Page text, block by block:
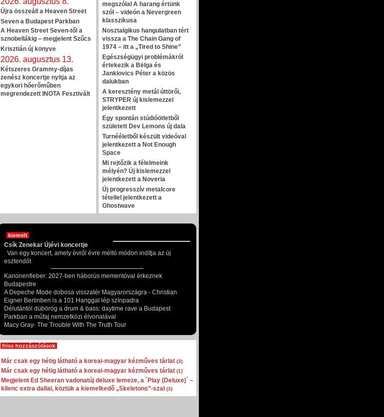
Újra összeáll a Heaven Street
Seven a Budapest Parkban
A Heaven Street Seven-től a
sznobellákig – megjelent Szűcs
Krisztián új könyve
2026. augusztus 13.
Kétszeres Grammy-díjas
zenész koncertje nyitja az
egykori hőerőműben
megrendezett INOTA Fesztivált
megszólal A harang értünk
szól – videón a Nevergreen
klasszikusa
Nosztalgikus hangulatban tért
vissza a The Chain Gang of
1974 – itt a „Tired to Shine”
Egészségügyi problémákról
értekezik a Bëlga és
Janklovics Péter a közös
dalukban
A keresztény metál úttörői,
STRYPER új kislemezzel
jelentkezett
Egy spontán stúdióötletből
született Dev Lemons új dala
Turnééletből készült videóval
jelentkezett a Not Enough
Space
Mi rejtőzik a félelmeink
mélyén? Új kislemezzel
jelentkezett a Noveria
Új progresszív metalcore
tétellel jelentkezett a
Ghostwave
kiemelt
Csík Zenekar Újévi koncertje
Van egy koncert, amely évről évre méltó módon indítja az új
esztendőt
Kanonenfieber: 2027-ben háborús mementóval érkeznek
Budapestre
A Depeche Mode dobosa visszatér Magyarországra - Christian
Eigner Berlinben is a 101 Hanggal lép színpadra
Délutántól dübörög a drum & bass: daytime rave a Budapest
Parkban a műfaj nemzetközi élvonalával
Macy Gray- The Trouble With The Truth Tour
friss hozzászólások
Már csak egy hétig látható a koreai-magyar kézműves tárlat (3)
Már csak egy hétig látható a koreai-magyar kézműves tárlat (1)
Megjelent Ed Sheeran vadonatúj deluxe lemeze, a ´Play (Deluxe)´ –
kilenc extra dallal, köztük a kiemelkedő „Skeletons”-szal (3)